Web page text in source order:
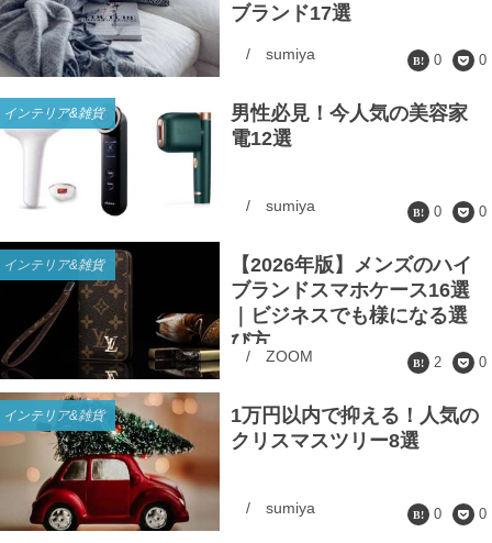
ブランド17選
/ sumiya 0 0
インテリア&雑貨
男性必見！今人気の美容家
電12選
/ sumiya 0 0
インテリア&雑貨
【2026年版】メンズのハイ
ブランドスマホケース16選
｜ビジネスでも様になる選
び方
/ ZOOM 2 0
インテリア&雑貨
1万円以内で抑える！人気の
クリスマスツリー8選
/ sumiya 0 0